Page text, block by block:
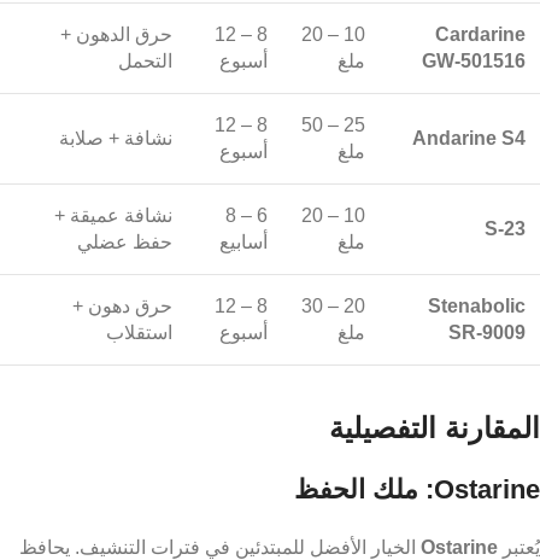
Cardarine
GW-501516
ملغ
8 – 12
أسبوع
حرق الدهون +
التحمل
ملغ
8 – 12
أسبوع
ملغ
6 – 8
أسابيع
نشافة عميقة +
حفظ عضلي
Stenabolic
SR-9009
ملغ
8 – 12
أسبوع
حرق دهون +
استقلاب